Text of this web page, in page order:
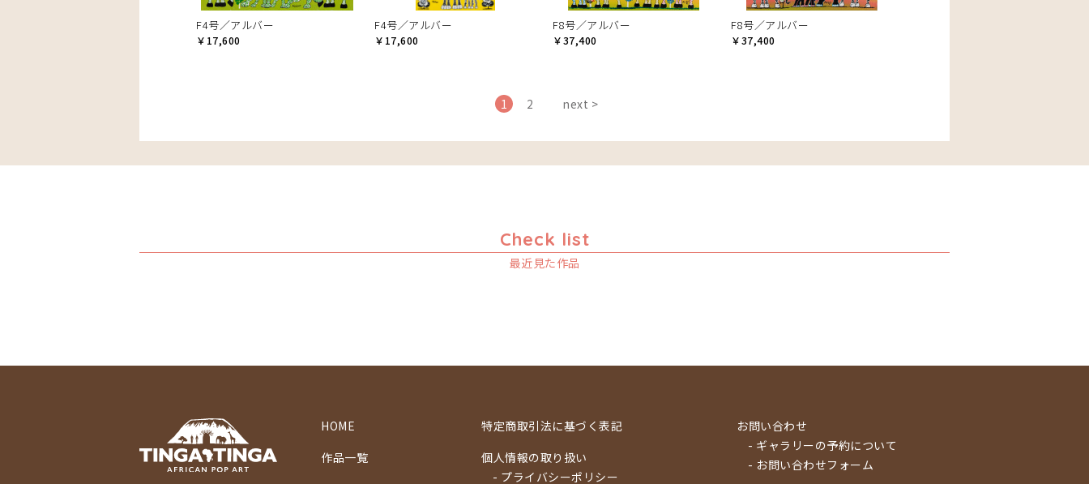
F4号／アルバー
￥17,600
F4号／アルバー
￥17,600
F8号／アルバー
￥37,400
F8号／アルバー
￥37,400
1 2 next >
Check list
最近見た作品
HOME
作品一覧
特定商取引法に基づく表記
個人情報の取り扱い
- プライバシーポリシー
お問い合わせ
- ギャラリーの予約について
- お問い合わせフォーム